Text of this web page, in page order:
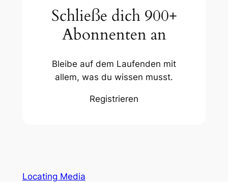
Schließe dich 900+
Abonnenten an
Bleibe auf dem Laufenden mit
allem, was du wissen musst.
Registrieren
Locating Media